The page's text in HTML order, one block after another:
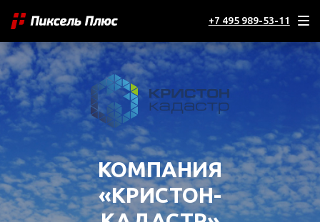
+7 495 989-53-11
КОМПАНИЯ
«КРИСТОН-